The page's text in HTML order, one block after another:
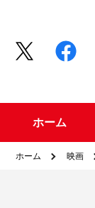
ホーム
ホーム 映画